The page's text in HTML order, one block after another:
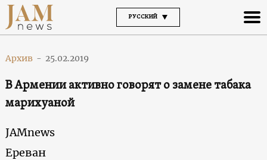
РУССКИЙ
Архив - 25.02.2019
В Армении активно говорят о замене табака
марихуаной
JAMnews
Ереван